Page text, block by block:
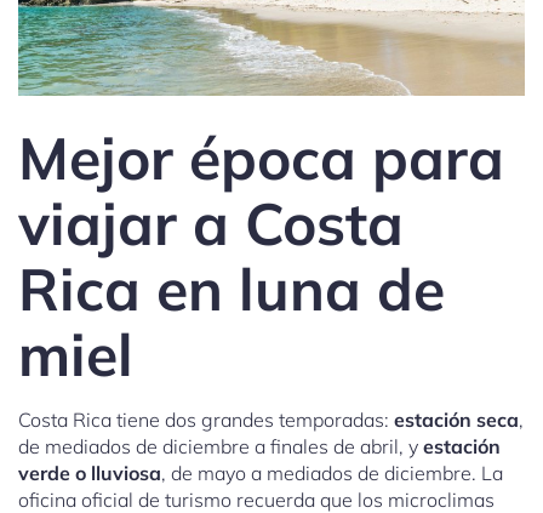
Mejor época para
viajar a Costa
Rica en luna de
miel
Costa Rica tiene dos grandes temporadas: estación seca,
de mediados de diciembre a finales de abril, y estación
verde o lluviosa, de mayo a mediados de diciembre. La
oficina oficial de turismo recuerda que los microclimas